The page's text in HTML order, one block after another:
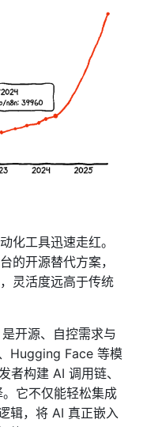
化工具迅速走红。
的开源替代方案，
灵活度远高于传统
开源、自控需求与
Hugging Face 等模
者构建 AI 调用链、
它不仅能轻松集成
辑，将 AI 真正嵌入